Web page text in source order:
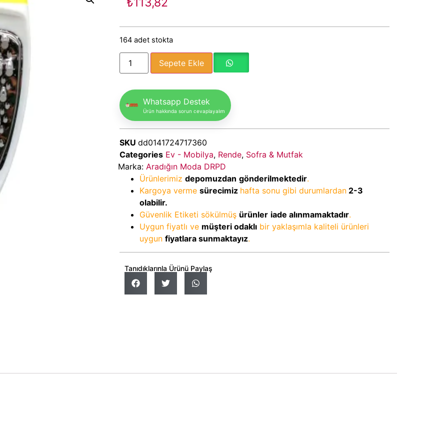
164 adet stokta
Sepete Ekle
Whatsapp Destek
Ürün hakkında sorun cevaplayalım
SKU dd0141724717360
Categories Ev - Mobilya, Rende, Sofra & Mutfak
Marka: Aradığın Moda DRPD
Ürünlerimiz depomuzdan gönderilmektedir.
Kargoya verme sürecimiz hafta sonu gibi durumlardan 2-3
olabilir.
Güvenlik Etiketi sökülmüş ürünler iade alınmamaktadır.
Uygun fiyatlı ve müşteri odaklı bir yaklaşımla kaliteli ürünleri
uygun fiyatlara sunmaktayız.
Tanıdıklarınla Ürünü Paylaş